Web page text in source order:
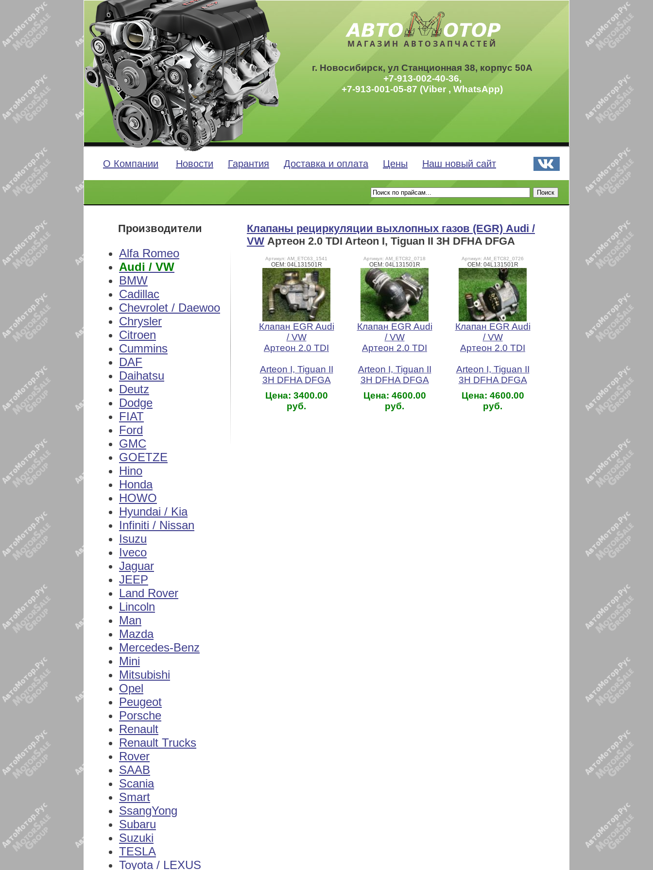
МАГАЗИН АВТОЗАПЧАСТЕЙ
г. Новосибирск, ул Станционная 38, корпус 50А
+7-913-002-40-36,
+7-913-001-05-87 (Viber , WhatsApp)
О Компании Новости Гарантия Доставка и оплата Цены Наш новый сайт
Производители
Alfa Romeo
Audi / VW
BMW
Cadillac
Chevrolet / Daewoo
Chrysler
Citroen
Cummins
DAF
Daihatsu
Deutz
Dodge
FIAT
Ford
GMC
GOETZE
Hino
Honda
HOWO
Hyundai / Kia
Infiniti / Nissan
Isuzu
Iveco
Jaguar
JEEP
Land Rover
Lincoln
Man
Mazda
Mercedes-Benz
Mini
Mitsubishi
Opel
Peugeot
Porsche
Renault
Renault Trucks
Rover
SAAB
Scania
Smart
SsangYong
Subaru
Suzuki
TESLA
Toyota / LEXUS
Клапаны рециркуляции выхлопных газов (EGR) Audi /
VW Артеон 2.0 TDI Arteon I, Tiguan II 3H DFHA DFGA
Артикул: AM_ETC63_1541
OEM: 04L131501R
Клапан EGR Audi
/ VW
Артеон 2.0 TDI
Arteon I, Tiguan II
3H DFHA DFGA
Цена: 3400.00
руб.
Артикул: AM_ETC82_0718
OEM: 04L131501R
Клапан EGR Audi
/ VW
Артеон 2.0 TDI
Arteon I, Tiguan II
3H DFHA DFGA
Цена: 4600.00
руб.
Артикул: AM_ETC82_0726
OEM: 04L131501R
Клапан EGR Audi
/ VW
Артеон 2.0 TDI
Arteon I, Tiguan II
3H DFHA DFGA
Цена: 4600.00
руб.